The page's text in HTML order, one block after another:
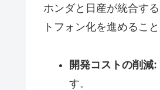
ホンダと日産が統合す
トフォン化を進めるこ
開発コストの削減:
す。